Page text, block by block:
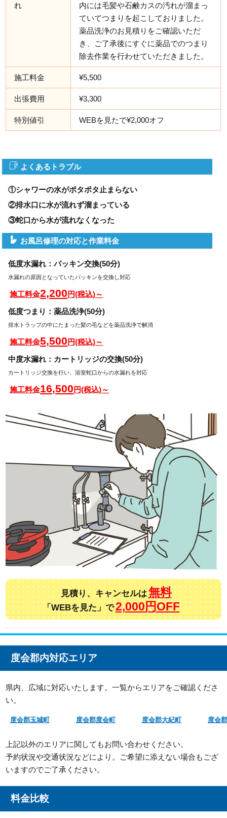
れ
内には毛髪や石鹸カスの汚れが溜まっ
ていてつまりを起こしておりました。
薬品洗浄のお見積りをご確認いただ
き、ご了承後にすぐに薬品でのつまり
除去作業を行わせていただきました。
施工料金 ¥5,500
出張費用 ¥3,300
特別値引 WEBを見たで¥2,000オフ
よくあるトラブル
①シャワーの水がポタポタ止まらない
②排水口に水が流れず溜まっている
③蛇口から水が流れなくなった
お風呂修理の対応と作業料金
低度水漏れ：パッキン交換(50分)
水漏れの原因となっていたパッキンを交換し対応
施工料金2,200円(税込)～
低度つまり：薬品洗浄(50分)
排水トラップの中にたまった髪の毛などを薬品洗浄で解消
施工料金5,500円(税込)～
中度水漏れ：カートリッジの交換(50分)
カートリッジ交換を行い、浴室蛇口からの水漏れを対応
施工料金16,500円(税込)～
見積り、キャンセルは 無料
「WEBを見た」で2,000円OFF
度会郡内対応エリア
県内、広域に対応いたします。一覧からエリアをご確認くださ
い。
度会郡玉城町 度会郡度会町 度会郡大紀町 度会
上記以外のエリアに関してもお問い合わせください。
予約状況や交通状況などにより。ご希望に添えない場合もござ
いますのでご了承ください。
料金比較